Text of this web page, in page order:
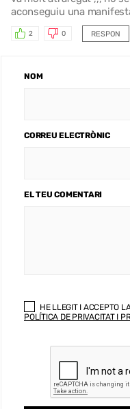
aconseguiu una
RESPON
2 0
NOM
CORREU ELECTRÒNIC
EL TEU COMENTARI
HE LLEGIT I ACCEPTO
POLÍTICA DE PRIVACITAT I